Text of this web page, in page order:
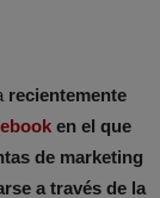
recientemente
en el que
de marketing
a través de la